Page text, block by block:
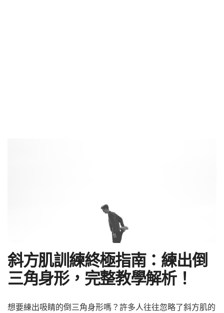
斜方肌訓練終極指南：練出倒
三角身形，完整教學解析！
想要練出吸睛的倒三角身形嗎？許多人往往忽略了斜方肌的